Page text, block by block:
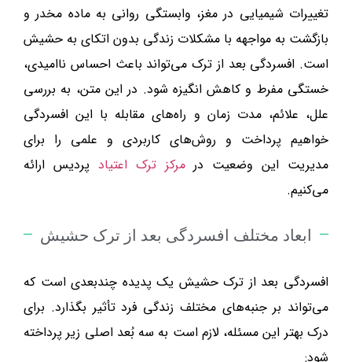
تغییرات شیمیایی در مغز، وابستگی روانی به ماده مخدر و
بازگشت به مواجهه با مشکلات زندگی بدون اتکای به حشیش
است. افسردگی بعد از ترک می‌تواند باعث احساس ناامیدی،
خستگی مفرط و کاهش انگیزه شود. در این متن، به بررسی
علل، علائم، مدت زمان و راه‌های مقابله با این افسردگی
خواهیم پرداخت و روش‌های کاربردی و علمی را برای
مدیریت این وضعیت درمرکز ترک اعتیاد پردیس ارائه
می‌کنیم.
ابعاد مختلف افسردگی بعد از ترک حشیش
افسردگی بعد از ترک حشیش یک پدیده چندبعدی است که
می‌تواند بر جنبه‌های مختلف زندگی فرد تأثیر بگذارد. برای
درک بهتر این مسئله، لازم است به سه بُعد اصلی زیر پرداخته
شود: